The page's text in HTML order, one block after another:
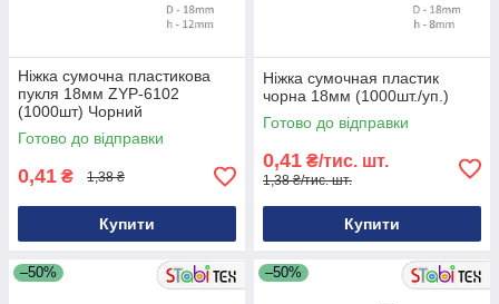
Ніжка сумочна пластикова
пукля 18мм ZYP-6102
(1000шт) Чорний
Готово до відправки
0,41 ₴ 1,38 ₴
Купити
Ніжка сумочная пластик
чорна 18мм (1000шт./уп.)
Готово до відправки
0,41 ₴/тис. шт.
1,38 ₴/тис. шт.
Купити
–50% –50%